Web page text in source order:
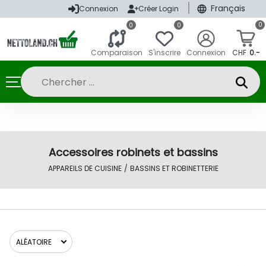
Connexion Créer Login Français
0
Comparaison
0
S'inscrire Connexion
0
CHF 0.-
Accessoires robinets et bassins
APPAREILS DE CUISINE / BASSINS ET ROBINETTERIE
ALÉATOIRE